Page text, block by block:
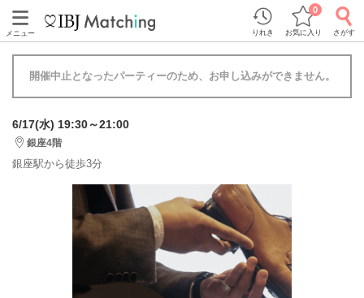
メニュー りれき お気に入り
0
さがす
開催中止となったパーティーのため、お申し込みができません。
6/17(水) 19:30～21:00
銀座4階
銀座駅から徒歩3分